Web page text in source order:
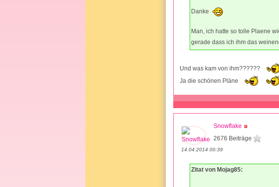
Danke
Man, ich hatte so tolle Plaene
gerade dass ich ihm das
Und was kam von ihm??????
Ja die schönen Pläne
Snowflake
2676 Beiträge
14.04.2014 00:39
Zitat von Mojag85: